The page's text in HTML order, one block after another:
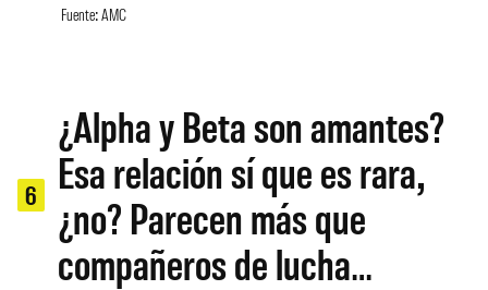
Fuente: AMC
6
¿Alpha y Beta son amantes?
Esa relación sí que es rara,
¿no? Parecen más que
compañeros de lucha…